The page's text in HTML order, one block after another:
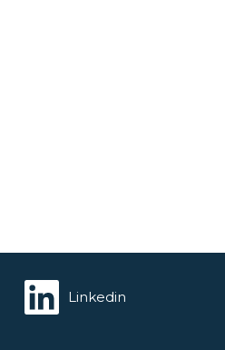
Linkedin